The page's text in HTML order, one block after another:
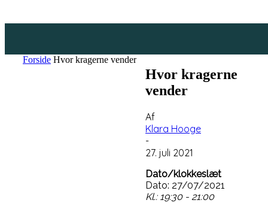
Forside Hvor kragerne vender
Hvor kragerne
vender
Af
Klara Hooge
-
27. juli 2021
Dato/klokkeslæt
Dato: 27/07/2021
Kl.: 19:30 - 21:00